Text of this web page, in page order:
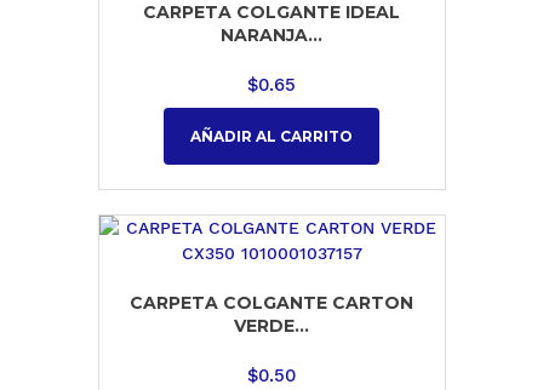
CARPETA COLGANTE IDEAL
NARANJA...
$0.65
AÑADIR AL CARRITO
CARPETA COLGANTE CARTON
VERDE...
$0.50